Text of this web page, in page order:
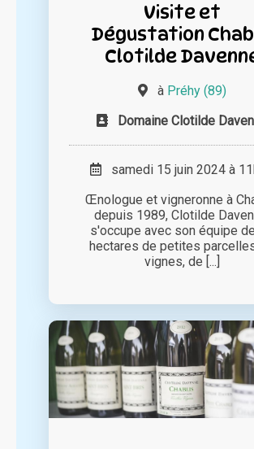
Visite et
Dégustation
Clotilde
à Préhy (89)
Domaine Clotilde
samedi 15 juin 2024 à
Œnologue et vigneronne à
depuis 1989, Clotilde
s'occupe avec son équipe
hectares de petites
vignes, de [...]